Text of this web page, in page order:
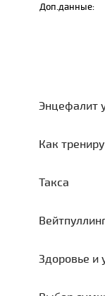
Доп.данные:
Энцефалит
Как
Такса
Здоровье и